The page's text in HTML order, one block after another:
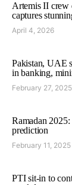
Artemis II crew
captures
April 4, 2026
Pakistan, UAE
in banking,
February 27, 2025
Ramadan
prediction
February 11, 2025
PTI sit-in to